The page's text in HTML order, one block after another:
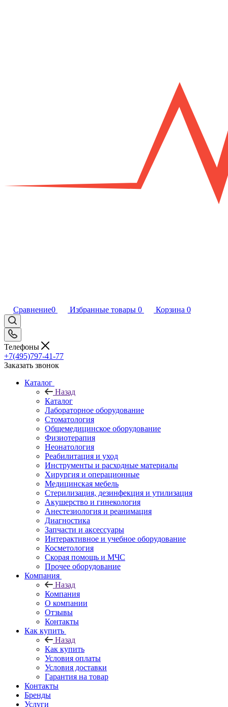
Сравнение0 Избранные товары 0 Корзина 0
Телефоны
+7(495)797-41-77
Заказать звонок
Каталог
Назад
Каталог
Лабораторное оборудование
Стоматология
Общемедицинское оборудование
Физиотерапия
Неонатология
Реабилитация и уход
Инструменты и расходные материалы
Хирургия и операционные
Медицинская мебель
Стерилизация, дезинфекция и утилизация
Акушерство и гинекология
Анестезиология и реанимация
Диагностика
Запчасти и аксессуары
Интерактивное и учебное оборудование
Косметология
Скорая помощь и МЧС
Прочее оборудование
Компания
Назад
Компания
О компании
Отзывы
Контакты
Как купить
Назад
Как купить
Условия оплаты
Условия доставки
Гарантия на товар
Контакты
Бренды
Услуги